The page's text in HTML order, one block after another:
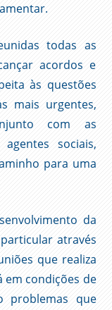
todas as
acordos e
às questões
mais urgentes,
com as
sociais,
para uma
da
através
que realiza
em condições de
problemas que